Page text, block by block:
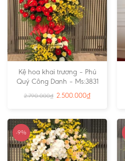
Kệ hoa khai trương – Phú
Quý Công Danh – Ms:3831
2.790.000₫ 2.500.000₫
-9%